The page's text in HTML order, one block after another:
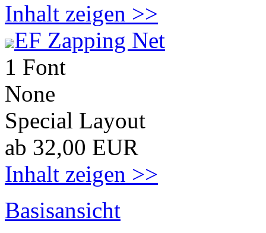
Inhalt zeigen >>
EF Zapping Net
1 Font
None
Special Layout
ab 32,00 EUR
Inhalt zeigen >>
Basisansicht